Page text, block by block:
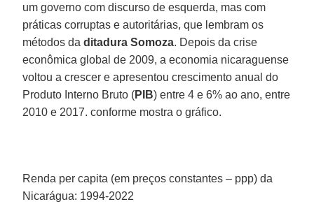
um governo com discurso de esquerda, mas com
práticas corruptas e autoritárias, que lembram os
métodos daditadura Somoza. Depois da crise
econômica global de 2009, a economia nicaraguense
voltou a crescer e apresentou crescimento anual do
Produto Interno Bruto (PIB) entre 4 e 6% ao ano, entre
2010 e 2017. conforme mostra o gráfico.
Renda per capita (em preços constantes – ppp) da
Nicarágua: 1994-2022